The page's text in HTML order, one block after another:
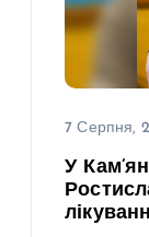
7 Серпня,
У